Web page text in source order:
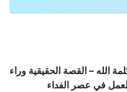
الله – القصة الحقيقية وراء
في عصر الفداء